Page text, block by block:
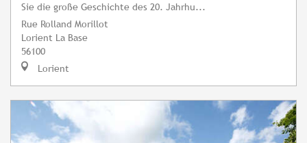
Sie die große Geschichte des 20. Jahrhu...
Rue Rolland Morillot
Lorient La Base
56100
Lorient